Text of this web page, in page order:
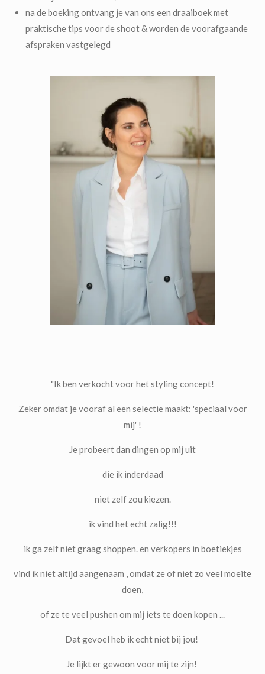
na de boeking ontvang je van ons een draaiboek met
praktische tips voor de shoot & worden de voorafgaande
afspraken vastgelegd
"Ik ben verkocht voor het styling concept!
Zeker omdat je vooraf al een selectie maakt: 'speciaal voor
mij' !
Je probeert dan dingen op mij uit
die ik inderdaad
niet zelf zou kiezen.
ik vind het echt zalig!!!
ik ga zelf niet graag shoppen. en verkopers in boetiekjes
vind ik niet altijd aangenaam , omdat ze of niet zo veel moeite
doen,
of ze te veel pushen om mij iets te doen kopen ...
Dat gevoel heb ik echt niet bij jou!
Je lijkt er gewoon voor mij te zijn!